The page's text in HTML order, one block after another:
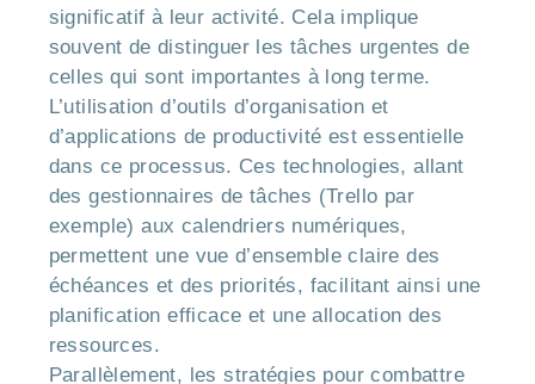
significatif à leur activité. Cela implique
souvent de distinguer les tâches urgentes de
celles qui sont importantes à long terme.
L’utilisation d’outils d’organisation et
d’applications de productivité est essentielle
dans ce processus. Ces technologies, allant
des gestionnaires de tâches (Trello par
exemple) aux calendriers numériques,
permettent une vue d’ensemble claire des
échéances et des priorités, facilitant ainsi une
planification efficace et une allocation des
ressources.
Parallèlement, les stratégies pour combattre